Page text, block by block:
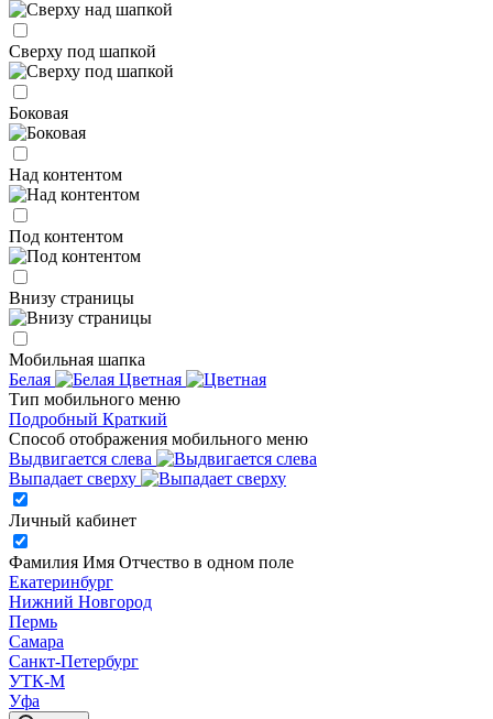
Сверху под шапкой
Боковая
Над контентом
Под контентом
Внизу страницы
Мобильная шапка
Белая
Цветная
Тип мобильного меню
Подробный Краткий
Способ отображения мобильного меню
Выдвигается слева
Выпадает сверху
Личный кабинет
Фамилия Имя Отчество в одном поле
Екатеринбург
Нижний Новгород
Пермь
Самара
Санкт-Петербург
УТК-М
Уфа